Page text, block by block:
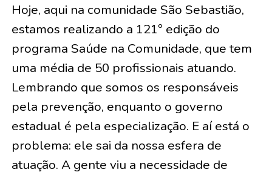
Hoje, aqui na comunidade São Sebastião,
estamos realizando a 121º edição do
programa Saúde na Comunidade, que tem
uma média de 50 profissionais atuando.
Lembrando que somos os responsáveis
pela prevenção, enquanto o governo
estadual é pela especialização. E aí está o
problema: ele sai da nossa esfera de
atuação. A gente viu a necessidade de